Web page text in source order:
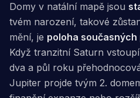
Domy v natální mapě jsou
tvém narození, takové
mění, je poloha současných
Když tranzitní Saturn
dva a půl roku
Jupiter projde tvým 2.